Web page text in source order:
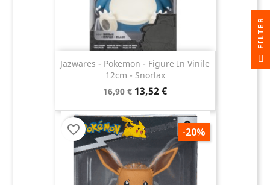
Jazwares - Pokemon - Figure In Vinile
12cm - Snorlax
16,90 € 13,52 €
-20%
favorite_border
R